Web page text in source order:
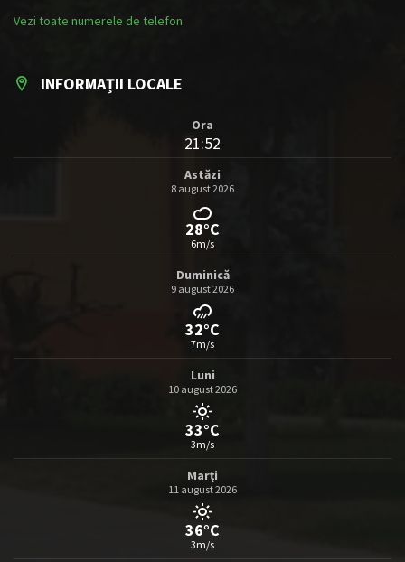
Vezi toate numerele de telefon
INFORMAȚII LOCALE
Ora
21:52
Astăzi
8 august 2026
28°C
6m/s
Duminică
9 august 2026
32°C
7m/s
Luni
10 august 2026
33°C
3m/s
Marţi
11 august 2026
36°C
3m/s